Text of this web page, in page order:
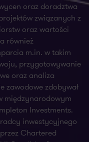
oraz doradztwa
związanych z
oraz wartości
również
m.in. w takim
przygotowywanie
oraz analiza
zawodowe zdobywał
międzynarodowym
Investments.
inwestycyjnego
Chartered